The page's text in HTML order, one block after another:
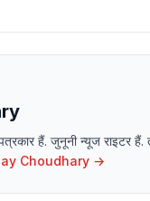
हैं. जुनूनी न्यूज राइटर
Choudhary →